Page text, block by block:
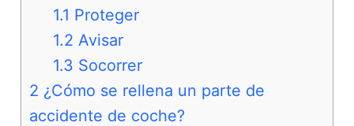
1.1 Proteger
1.2 Avisar
1.3 Socorrer
2 ¿Cómo se rellena un parte de
accidente de coche?